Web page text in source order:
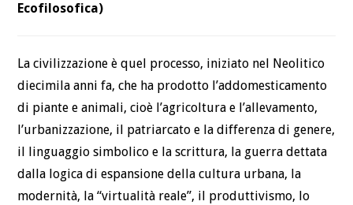
Ecofilosofica)
La civilizzazione è quel processo, iniziato nel Neolitico
diecimila anni fa, che ha prodotto l’addomesticamento
di piante e animali, cioè l’agricoltura e l’allevamento,
l’urbanizzazione, il patriarcato e la differenza di genere,
il linguaggio simbolico e la scrittura, la guerra dettata
dalla logica di espansione della cultura urbana, la
modernità, la “virtualità reale”, il produttivismo, lo